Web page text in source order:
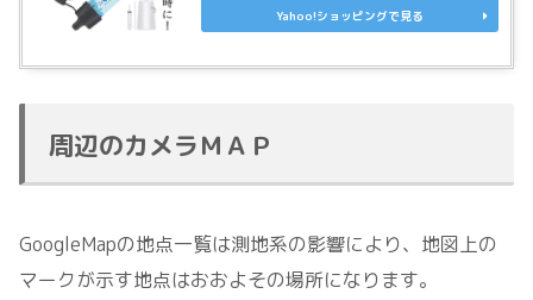
Yahoo!ショッピングで見る
周辺のカメラＭＡＰ
GoogleMapの地点一覧は測地系の影響により、地図上の
マークが示す地点はおおよその場所になります。